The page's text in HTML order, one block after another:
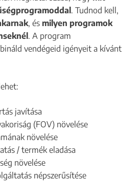
. Tudnod kell,
, és milyen programok
. A program
vendégeid igényeit a kívánt
javítása
(FOV) növelése
növelése
/ termék eladása
növelése
népszerűsítése